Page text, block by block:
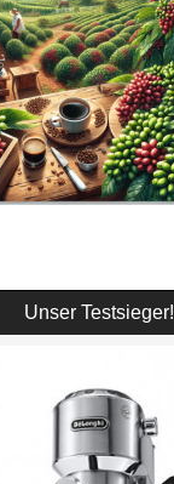
Unser Testsieger!